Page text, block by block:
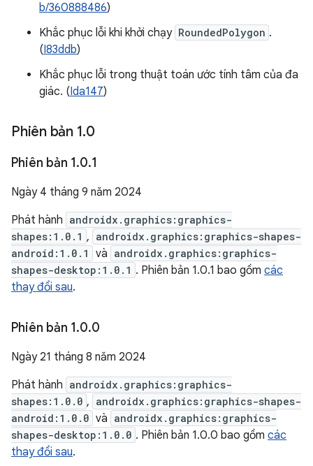
b/360888486)
Khắc phục lỗi khi khởi chạy RoundedPolygon .
(I83ddb)
Khắc phục lỗi trong thuật toán ước tính tâm của đa
giác. (Ida147)
Phiên bản 1.0
Phiên bản 1.0.1
Ngày 4 tháng 9 năm 2024
Phát hành androidx.graphics:graphics-
shapes:1.0.1 , androidx.graphics:graphics-shapes-
android:1.0.1
và androidx.graphics:graphics-
shapes-desktop:1.0.1 . Phiên bản 1.0.1 bao gồm các
thay đổi sau.
Phiên bản 1.0.0
Ngày 21 tháng 8 năm 2024
Phát hành androidx.graphics:graphics-
shapes:1.0.0 , androidx.graphics:graphics-shapes-
android:1.0.0 và androidx.graphics:graphics-
shapes-desktop:1.0.0 . Phiên bản 1.0.0 bao gồm các
thay đổi sau.